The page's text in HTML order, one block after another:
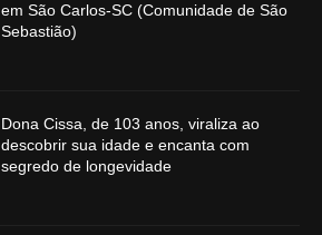
em São Carlos-SC (Comunidade de São
Sebastião)
Dona Cissa, de 103 anos, viraliza ao
descobrir sua idade e encanta com
segredo de longevidade